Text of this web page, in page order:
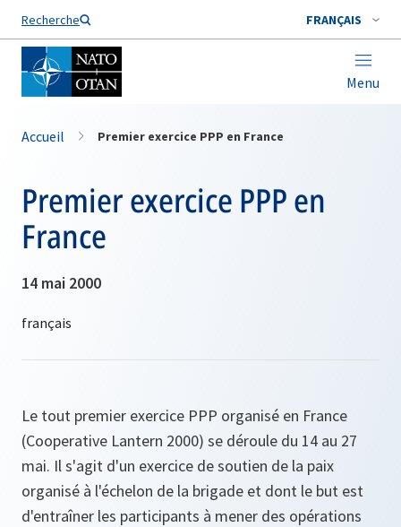
Recherche FRANÇAIS
Menu
Nom de famille*
Accueil Premier exercice PPP en France
Premier exercice PPP en
France
14 mai 2000
Le tout premier exercice PPP organisé en France
(Cooperative Lantern 2000) se déroule du 14 au 27
mai. Il s'agit d'un exercice de soutien de la paix
organisé à l'échelon de la brigade et dont le but est
d'entraîner les participants à mener des opérations